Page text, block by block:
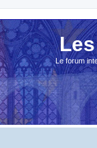
Le forum